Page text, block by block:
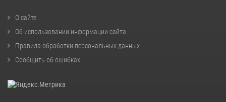
О сайте
Об использовании информации сайта
Правила обработки персональных данных
Сообщить об ошибках